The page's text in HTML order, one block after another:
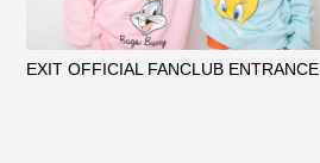
EXIT OFFICIAL FANCLUB ENTRANCE